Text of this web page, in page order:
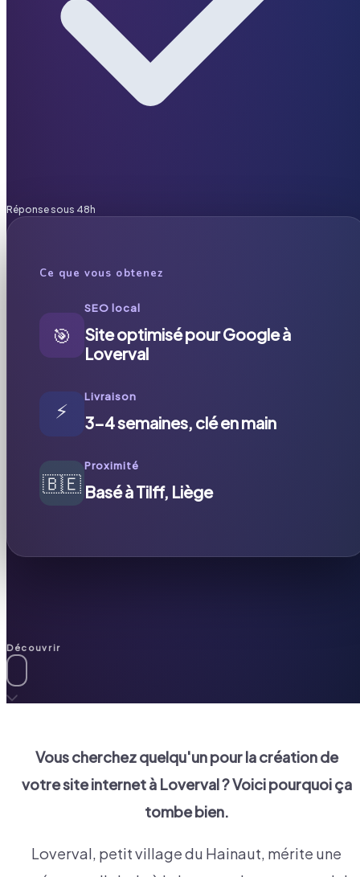
Réponse sous 48h
Ce que vous obtenez
🎯
SEO local
Site optimisé pour Google à
Loverval
⚡
Livraison
3-4 semaines, clé en main
🇧🇪
Proximité
Basé à Tilff, Liège
Découvrir
Vous cherchez quelqu'un pour la création de
votre site internet à Loverval? Voici pourquoi ça
tombe bien.
Loverval, petit village du Hainaut, mérite une